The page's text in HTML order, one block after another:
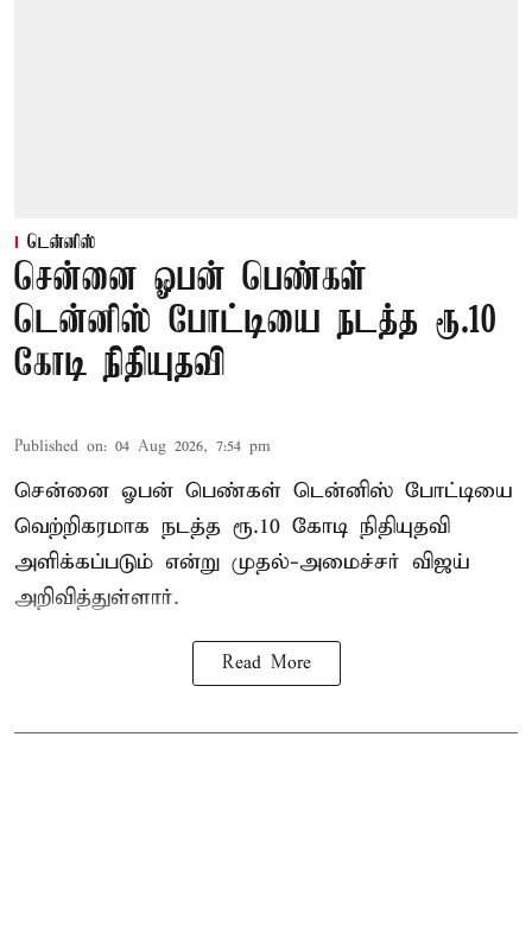
டென்னிஸ்
சென்னை ஓபன் பெண்கள்
டென்னிஸ் போட்டியை நடத்த ரூ.10
கோடி நிதியுதவி
Published on: 04 Aug 2026, 7:54 pm
சென்னை ஓபன் பெண்கள் டென்னிஸ் போட்டியை
வெற்றிகரமாக நடத்த ரூ.10 கோடி நிதியுதவி
அளிக்கப்படும் என்று முதல்-அமைச்சர் விஜய்
அறிவித்துள்ளார்.
Read More